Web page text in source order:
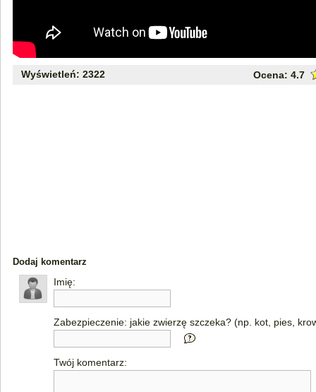
Wyświetleń: 2322 Ocena: 4.7
Dodaj komentarz
Imię:
Zabezpieczenie: jakie zwierzę szczeka? (np. kot, pies,
Twój komentarz: